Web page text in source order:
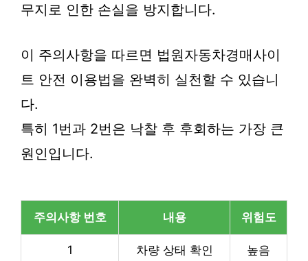
무지로 인한 손실을 방지합니다.
이 주의사항을 따르면 법원자동차경매사이
트 안전 이용법을 완벽히 실천할 수 있습니
다.
특히 1번과 2번은 낙찰 후 후회하는 가장 큰
원인입니다.
주의사항 번호 내용 위험도
1 차량 상태 확인 높음